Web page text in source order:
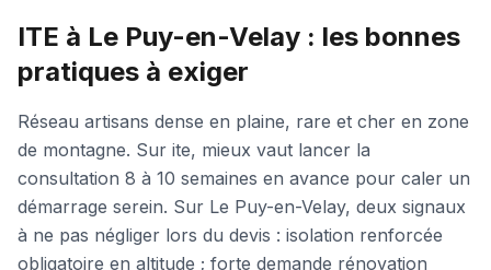
ITE à Le Puy-en-Velay : les bonnes
pratiques à exiger
Réseau artisans dense en plaine, rare et cher en zone
de montagne. Sur ite, mieux vaut lancer la
consultation 8 à 10 semaines en avance pour caler un
démarrage serein. Sur Le Puy-en-Velay, deux signaux
à ne pas négliger lors du devis : isolation renforcée
obligatoire en altitude ; forte demande rénovation